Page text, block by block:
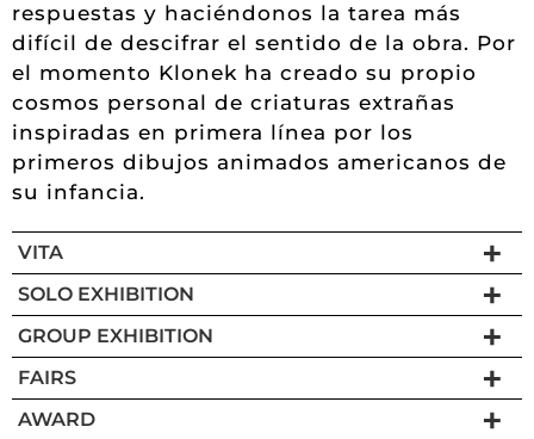
respuestas y haciéndonos la tarea más
difícil de descifrar el sentido de la obra. Por
el momento Klonek ha creado su propio
cosmos personal de criaturas extrañas
inspiradas en primera línea por los
primeros dibujos animados americanos de
su infancia.
VITA
SOLO EXHIBITION
GROUP EXHIBITION
FAIRS
AWARD